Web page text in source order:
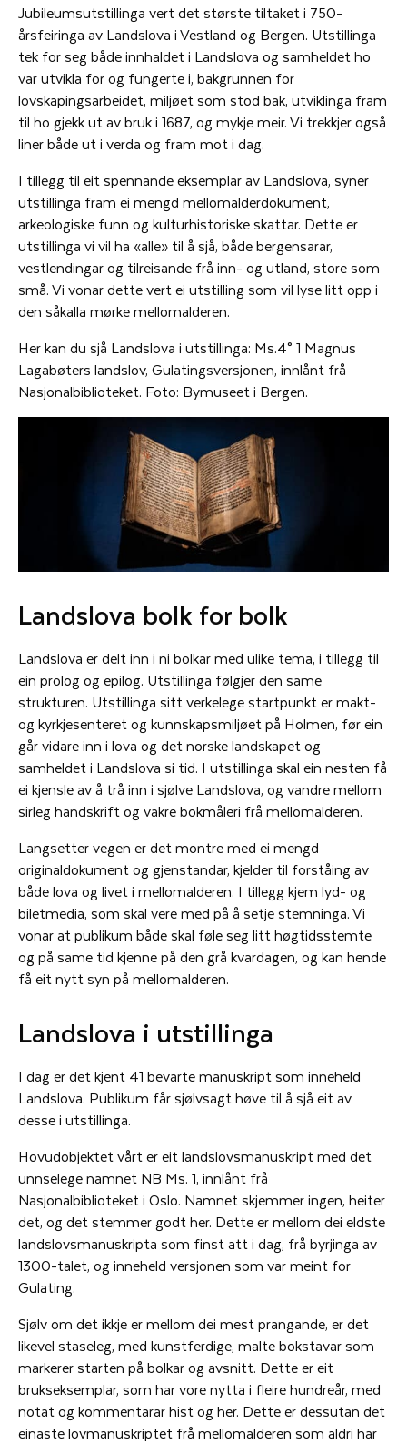
Jubileumsutstillinga vert det største tiltaket i 750-
årsfeiringa av Landslova i Vestland og Bergen. Utstillinga
tek for seg både innhaldet i Landslova og samheldet ho
var utvikla for og fungerte i, bakgrunnen for
lovskapingsarbeidet, miljøet som stod bak, utviklinga fram
til ho gjekk ut av bruk i 1687, og mykje meir. Vi trekkjer også
liner både ut i verda og fram mot i dag.
I tillegg til eit spennande eksemplar av Landslova, syner
utstillinga fram ei mengd mellomalderdokument,
arkeologiske funn og kulturhistoriske skattar. Dette er
utstillinga vi vil ha «alle» til å sjå, både bergensarar,
vestlendingar og tilreisande frå inn- og utland, store som
små. Vi vonar dette vert ei utstilling som vil lyse litt opp i
den såkalla mørke mellomalderen.
Her kan du sjå Landslova i utstillinga: Ms.4° 1 Magnus
Lagabøters landslov, Gulatingsversjonen, innlånt frå
Nasjonalbiblioteket. Foto: Bymuseet i Bergen.
Landslova bolk for bolk
Landslova er delt inn i ni bolkar med ulike tema, i tillegg til
ein prolog og epilog. Utstillinga følgjer den same
strukturen. Utstillinga sitt verkelege startpunkt er makt-
og kyrkjesenteret og kunnskapsmiljøet på Holmen, før ein
går vidare inn i lova og det norske landskapet og
samheldet i Landslova si tid. I utstillinga skal ein nesten få
ei kjensle av å trå inn i sjølve Landslova, og vandre mellom
sirleg handskrift og vakre bokmåleri frå mellomalderen.
Langsetter vegen er det montre med ei mengd
originaldokument og gjenstandar, kjelder til forståing av
både lova og livet i mellomalderen. I tillegg kjem lyd- og
biletmedia, som skal vere med på å setje stemninga. Vi
vonar at publikum både skal føle seg litt høgtidsstemte
og på same tid kjenne på den grå kvardagen, og kan hende
få eit nytt syn på mellomalderen.
Landslova i utstillinga
I dag er det kjent 41 bevarte manuskript som inneheld
Landslova. Publikum får sjølvsagt høve til å sjå eit av
desse i utstillinga.
Hovudobjektet vårt er eit landslovsmanuskript med det
unnselege namnet NB Ms. 1, innlånt frå
Nasjonalbiblioteket i Oslo. Namnet skjemmer ingen, heiter
det, og det stemmer godt her. Dette er mellom dei eldste
landslovsmanuskripta som finst att i dag, frå byrjinga av
1300-talet, og inneheld versjonen som var meint for
Gulating.
Sjølv om det ikkje er mellom dei mest prangande, er det
likevel staseleg, med kunstferdige, malte bokstavar som
markerer starten på bolkar og avsnitt. Dette er eit
brukseksemplar, som har vore nytta i fleire hundreår, med
notat og kommentarar hist og her. Dette er dessutan det
einaste lovmanuskriptet frå mellomalderen som aldri har